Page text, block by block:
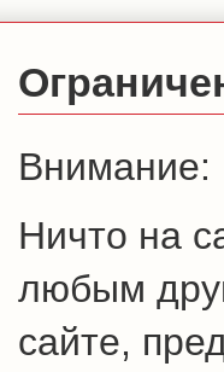
Внимание:
Ничто на
любым
сайте,